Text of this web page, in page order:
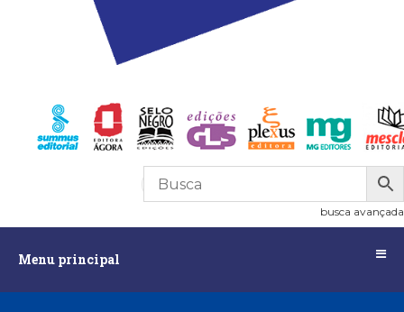
R$0,00
busca avançada
Menu principal
principalAssuntos